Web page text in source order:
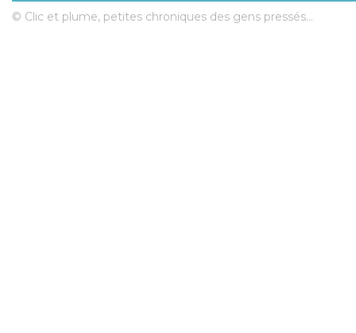
© Clic et plume, petites chroniques des gens pressés...